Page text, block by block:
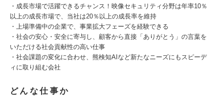
・成長市場で活躍できるチャンス！映像セキュリティ分野は年率10％
以上の成長市場で、当社は20％以上の成長率を維持
・上場準備中の企業で、事業拡大フェーズを経験できる
・社会の安心・安全に寄与し、顧客から直接「ありがとう」の言葉を
いただける社会貢献性の高い仕事
・社会課題の変化に合わせ、熊検知AIなど新たなニーズにもスピーデ
ィに取り組む会社
どんな仕事か